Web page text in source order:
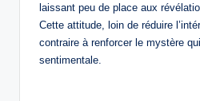
laissant peu de place aux
Cette attitude, loin de réduire
contraire à renforcer le mystère
sentimentale.